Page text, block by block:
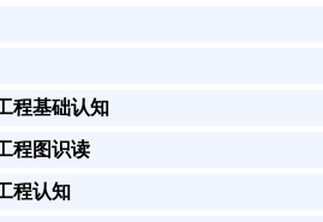
程基础认知
程图识读
程认知